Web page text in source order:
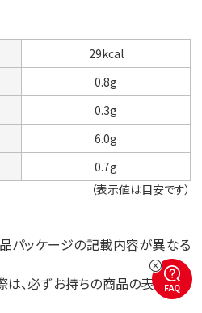
29kcal
0.8g
0.3g
6.0g
0.7g
（表示値は目安です）
パッケージの記載内容が異なる
は、必ずお持ちの商品の表示をご
FAQ